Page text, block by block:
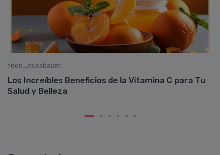
fede_nussbaum
Los Increíbles Beneficios de la Vitamina C para Tu
Salud y Belleza